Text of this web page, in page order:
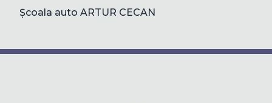
Școala auto ARTUR CECAN